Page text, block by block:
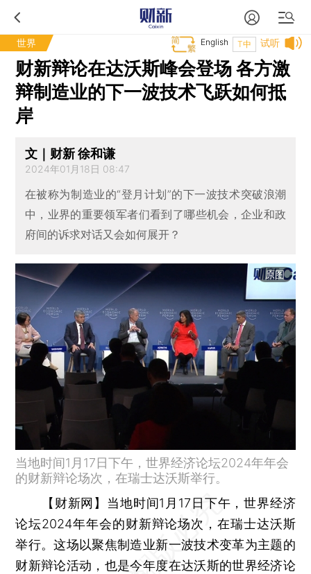
世界 试听
T中
English
财新辩论在达沃斯峰会登场 各方激
辩制造业的下一波技术飞跃如何抵
岸
文｜财新 徐和谦
2024年01月18日 08:47
在被称为制造业的“登月计划”的下一波技术突破浪潮
中，业界的重要领军者们看到了哪些机会，企业和政
府间的诉求对话又会如何展开？
原图
当地时间1月17日下午，世界经济论坛2024年年会
的财新辩论场次，在瑞士达沃斯举行。
【财新网】 当地时间1月17日下午，世界经济
论坛2024年年会的财新辩论场次，在瑞士达沃斯
举行。这场以聚焦制造业新一波技术变革为主题的
财新辩论活动，也是今年度在达沃斯的世界经济论